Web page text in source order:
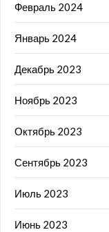
Февраль 2024
Январь 2024
Декабрь 2023
Ноябрь 2023
Октябрь 2023
Сентябрь 2023
Июль 2023
Июнь 2023